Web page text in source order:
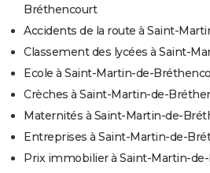
Bréthencourt
Accidents de la route à Saint-
Classement des lycées à Saint-
Ecole à Saint-Martin-de-
Crèches à Saint-Martin-de-
Maternités à Saint-Martin-de-
Entreprises à Saint-Martin-de-
Prix immobilier à Saint-Martin-